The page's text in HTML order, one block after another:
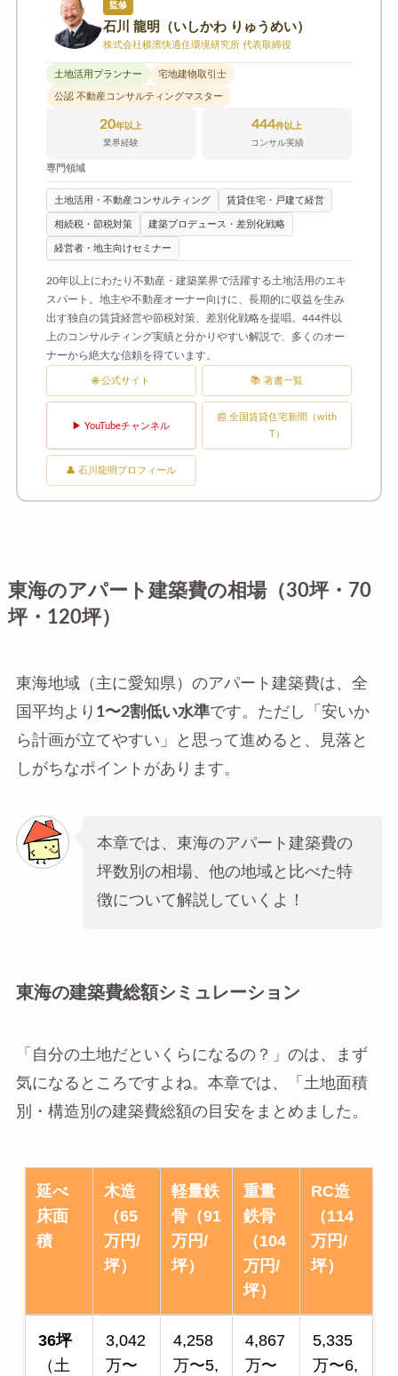
監修
石川 龍明（いしかわ りゅうめい）
株式会社横濱快適住環境研究所 代表取締役
土地活用プランナー 宅地建物取引士
公認 不動産コンサルティングマスター
20年以上
業界経験
444件以上
コンサル実績
専門領域
土地活用・不動産コンサルティング 賃貸住宅・戸建て経営
相続税・節税対策 建築プロデュース・差別化戦略
経営者・地主向けセミナー
20年以上にわたり不動産・建築業界で活躍する土地活用のエキ
スパート。地主や不動産オーナー向けに、長期的に収益を生み
出す独自の賃貸経営や節税対策、差別化戦略を提唱。444件以
上のコンサルティング実績と分かりやすい解説で、多くのオー
ナーから絶大な信頼を得ています。
🌐 公式サイト 📚 著書一覧
▶ YouTubeチャンネル
📰 全国賃貸住宅新聞（with
T）
👤 石川龍明プロフィール
東海のアパート建築費の相場（30坪・70
坪・120坪）
東海地域（主に愛知県）のアパート建築費は、全
国平均より 1〜2割低い水準です。ただし「安いか
ら計画が立てやすい」と思って進めると、見落と
しがちなポイントがあります。
本章では、東海のアパート建築費の
坪数別の相場、他の地域と比べた特
徴について解説していくよ！
東海の建築費総額シミュレーション
「自分の土地だといくらになるの？」のは、まず
気になるところですよね。本章では、「土地面積
別・構造別の建築費総額の目安をまとめました。
延べ
床面
積
木造
（65
万円/
坪）
軽量鉄
骨（91
万円/
坪）
重量
鉄骨
（104
万円/
坪）
RC造
（114
万円/
坪）
36坪
（土
3,042
万〜
4,258
万〜5,
4,867
万〜
5,335
万〜6,